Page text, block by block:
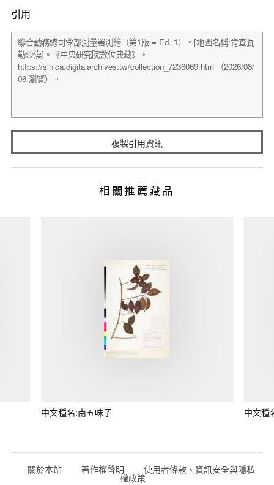
引用
複製引用資訊
相關推薦藏品
中文種名:南五味子 中文種
關於本站 著作權聲明 使用者條款、資訊安全與隱私
權政策